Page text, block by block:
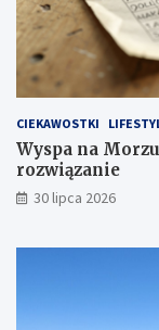
CIEKAWOSTKI
Wyspa na
rozwiązanie
30 lipca 2026